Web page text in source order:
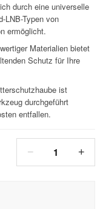
durch eine universelle
LNB-Typen von
ermöglicht.
Materialien bietet
Schutz für Ihre
ist
durchgeführt
entfallen.
− 1 +